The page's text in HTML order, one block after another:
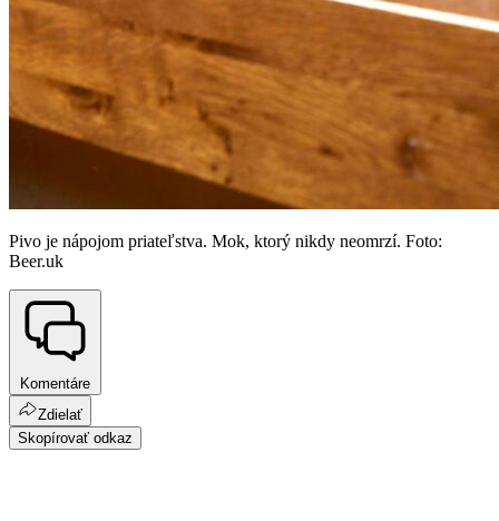
Pivo je nápojom priateľstva. Mok, ktorý nikdy neomrzí. Foto:
Beer.uk
Komentáre
Zdielať
Skopírovať odkaz